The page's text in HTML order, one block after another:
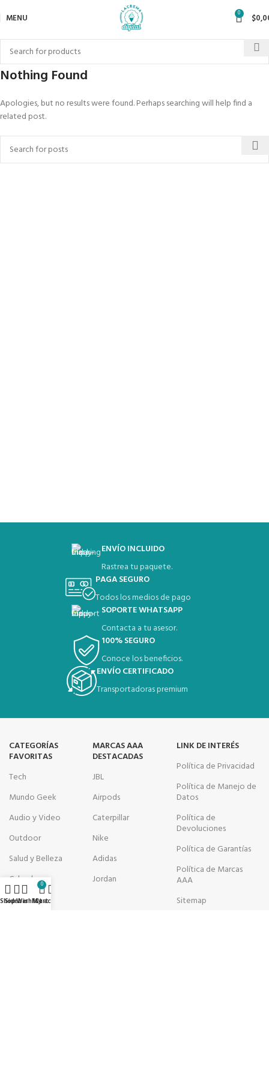
MENU 0 $
Nothing Found
Apologies, but no results were found. Perhaps searching will help find a
related post.
ENVÍO INCLUIDO
Rastrea tu paquete.
PAGA SEGURO
Todos los medios de pago
SOPORTE WHATSAPP
Contacta a tu asesor.
100% SEGURO
Conoce los beneficios.
ENVÍO CERTIFICADO
Transportadoras premium
CATEGORÍAS
FAVORITAS
Tech
Mundo Geek
Audio y Video
Outdoor
Salud y Belleza
Calzado
MARCAS AAA
DESTACADAS
JBL
Airpods
Caterpillar
Nike
Adidas
Jordan
LINK DE INTERÉS
Política de Privacidad
Política de Manejo de
Datos
Política de
Devoluciones
Política de Garantías
Política de Marcas
AAA
Sitemap
Shop
SidebarWishlist
0
Cart
My account